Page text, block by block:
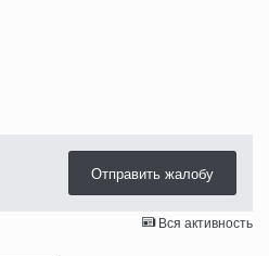
Отправить жалобу
Вся активность